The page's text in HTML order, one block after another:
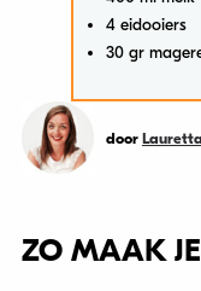
4 eidooiers
30 gr
door
ZO MAAK